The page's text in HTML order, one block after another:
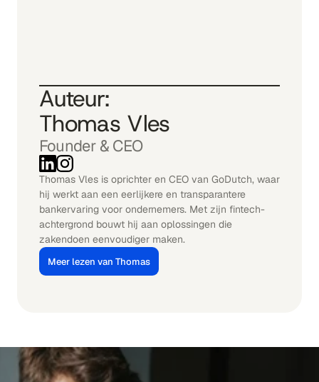
Auteur:
Thomas Vles
Founder & CEO
Thomas Vles is oprichter en CEO van GoDutch, waar
hij werkt aan een eerlijkere en transparantere
bankervaring voor ondernemers. Met zijn fintech-
achtergrond bouwt hij aan oplossingen die
zakendoen eenvoudiger maken.
Meer lezen van Thomas